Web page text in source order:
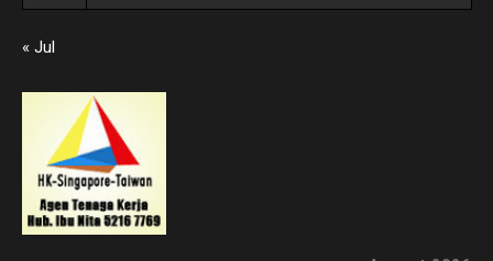
« Jul